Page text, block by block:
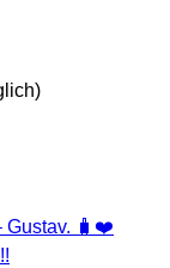
Gustav. 🧳❤️